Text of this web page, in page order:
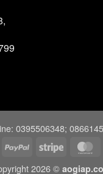
0395506348;
Visa
PayPal Stripe
2026 ©